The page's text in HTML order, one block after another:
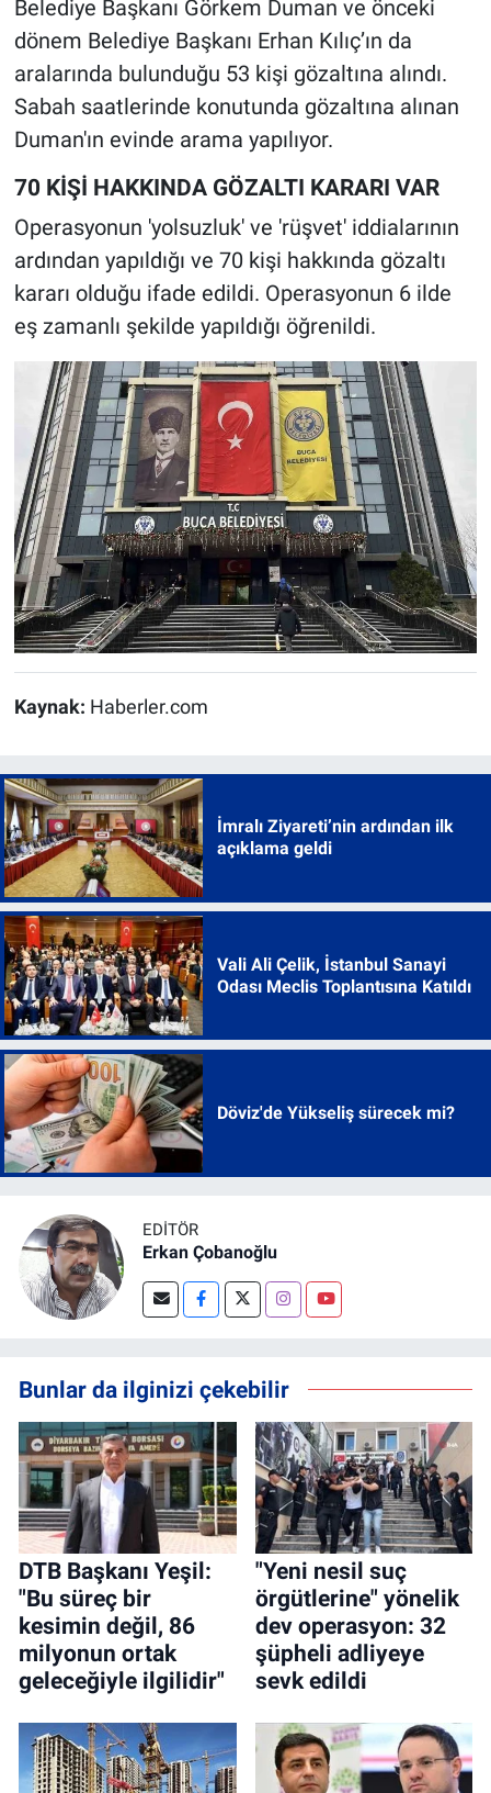
Belediye Başkanı Görkem Duman ve önceki
dönem Belediye Başkanı Erhan Kılıç’ın da
aralarında bulunduğu 53 kişi gözaltına alındı.
Sabah saatlerinde konutunda gözaltına alınan
Duman'ın evinde arama yapılıyor.
70 KİŞİ HAKKINDA GÖZALTI KARARI VAR
Operasyonun 'yolsuzluk' ve 'rüşvet' iddialarının
ardından yapıldığı ve 70 kişi hakkında gözaltı
kararı olduğu ifade edildi. Operasyonun 6 ilde
eş zamanlı şekilde yapıldığı öğrenildi.
Kaynak: Haberler.com
İmralı Ziyareti’nin ardından ilk
açıklama geldi
Vali Ali Çelik, İstanbul Sanayi
Odası Meclis Toplantısına Katıldı
Döviz'de Yükseliş sürecek mi?
EDITÖR
Erkan Çobanoğlu
Bunlar da ilginizi çekebilir
DTB Başkanı Yeşil:
"Bu süreç bir
kesimin değil, 86
milyonun ortak
geleceğiyle ilgilidir"
"Yeni nesil suç
örgütlerine" yönelik
dev operasyon: 32
şüpheli adliyeye
sevk edildi